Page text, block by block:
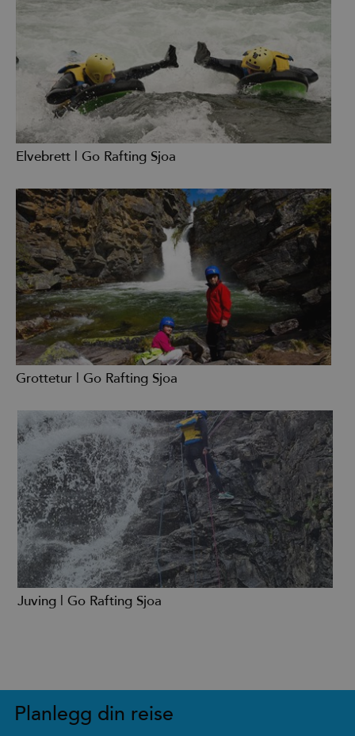
Elvebrett | Go Rafting Sjoa
Grottetur | Go Rafting Sjoa
Juving | Go Rafting Sjoa
Planlegg din reise